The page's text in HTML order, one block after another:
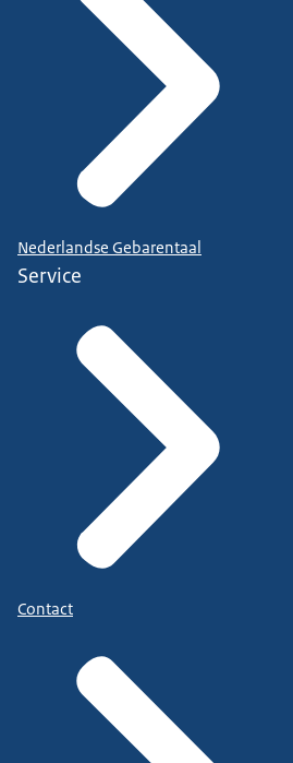
Nederlandse Gebarentaal
Service
Contact